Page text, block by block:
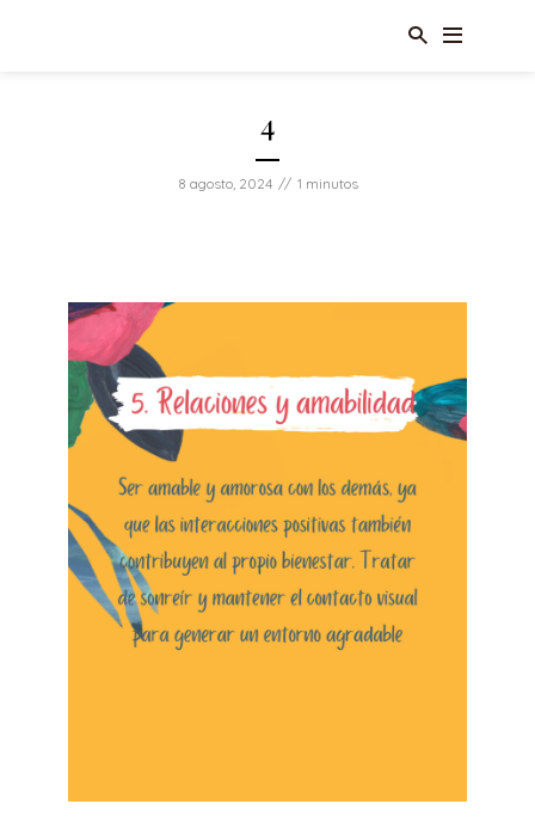
4
8 agosto, 2024 1 minutos